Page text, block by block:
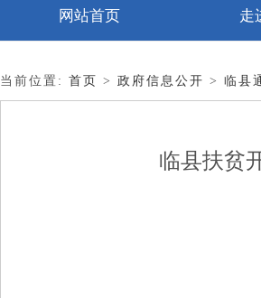
网站首页 走
当前位置: 首页 > 政府信息公开 > 临县
临县扶贫